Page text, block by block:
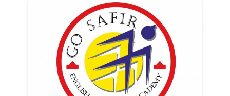
گزارش‌های آماری
مصاحبه شغلی
معرفی شرکت ها
معرفی متخصصان منابع انسانی